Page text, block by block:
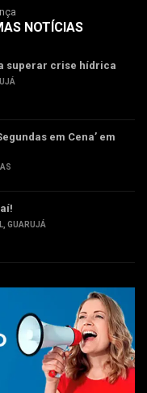
NOTÍCIAS
superar crise hídrica
em Cena’ em
, GUARUJÁ